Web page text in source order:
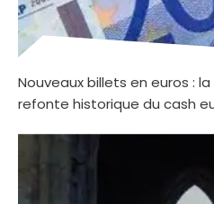
Nouveaux billets en euros :
refonte historique du cash